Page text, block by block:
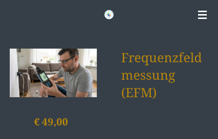
Frequenzfeld
messung
(EFM)
€ 49,00